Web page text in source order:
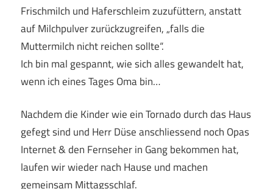
Frischmilch und Haferschleim zuzufüttern, anstatt
auf Milchpulver zurückzugreifen, „falls die
Muttermilch nicht reichen sollte“.
Ich bin mal gespannt, wie sich alles gewandelt hat,
wenn ich eines Tages Oma bin…
Nachdem die Kinder wie ein Tornado durch das Haus
gefegt sind und Herr Düse anschliessend noch Opas
Internet & den Fernseher in Gang bekommen hat,
laufen wir wieder nach Hause und machen
gemeinsam Mittagsschlaf.